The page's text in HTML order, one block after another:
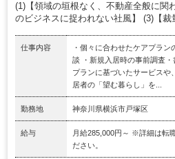
(1)【領域の垣根なく、不動産全般に関
のビジネスに捉われない社風】 (3)【裁
仕事内容
・個々に合わせたケアプラ
談 ・新規入居時の事前調査
プランに基づいたサービスや
居者の「望む暮らし」を...
勤務地 神奈川県横浜市戸塚区
給与
月給285,000円～ ※詳細は転
ださい。